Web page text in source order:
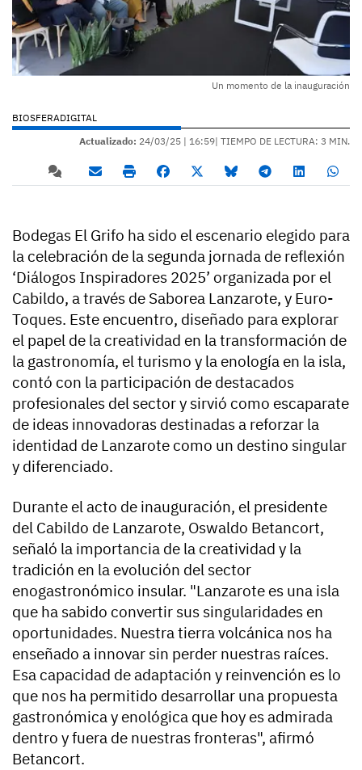
Un momento de la inauguración
BIOSFERADIGITAL
Actualizado: 24/03/25 | 16:59| TIEMPO DE LECTURA: 3 MIN.
Bodegas El Grifo ha sido el escenario elegido para
la celebración de la segunda jornada de reflexión
‘Diálogos Inspiradores 2025’ organizada por el
Cabildo, a través de Saborea Lanzarote, y Euro-
Toques. Este encuentro, diseñado para explorar
el papel de la creatividad en la transformación de
la gastronomía, el turismo y la enología en la isla,
contó con la participación de destacados
profesionales del sector y sirvió como escaparate
de ideas innovadoras destinadas a reforzar la
identidad de Lanzarote como un destino singular
y diferenciado.
Durante el acto de inauguración, el presidente
del Cabildo de Lanzarote, Oswaldo Betancort,
señaló la importancia de la creatividad y la
tradición en la evolución del sector
enogastronómico insular. "Lanzarote es una isla
que ha sabido convertir sus singularidades en
oportunidades. Nuestra tierra volcánica nos ha
enseñado a innovar sin perder nuestras raíces.
Esa capacidad de adaptación y reinvención es lo
que nos ha permitido desarrollar una propuesta
gastronómica y enológica que hoy es admirada
dentro y fuera de nuestras fronteras", afirmó
Betancort.